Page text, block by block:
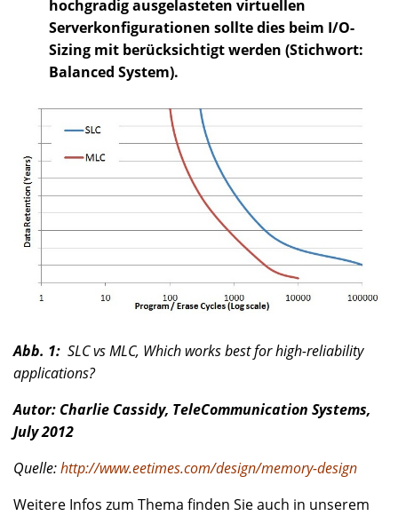
hochgradig ausgelasteten virtuellen
Serverkonfigurationen sollte dies beim I/O-
Sizing mit berücksichtigt werden (Stichwort:
Balanced System).
Abb. 1: SLC vs MLC, Which works best for high-reliability
applications?
Autor: Charlie Cassidy, TeleCommunication Systems,
July 2012
Quelle:http://www.eetimes.com/design/memory-design
Weitere Infos zum Thema finden Sie auch in unserem